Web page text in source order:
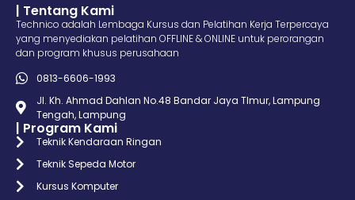
| Tentang Kami
Technico adalah Lembaga Kursus dan Pelatihan Kerja Terpercaya
yang menyediakan pelatihan OFFLINE & ONLINE untuk perorangan
dan program khusus perusahaan
0813-6606-1993
Jl. Kh. Ahmad Dahlan No.48 Bandar Jaya TImur, Lampung
Tengah, Lampung
| Program Kami
Teknik Kendaraan Ringan
Teknik Sepeda Motor
Kursus Komputer